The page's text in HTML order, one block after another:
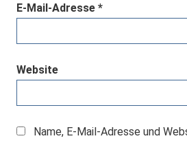
E-Mail-Adresse *
Website
Name, E-Mail-Adresse und